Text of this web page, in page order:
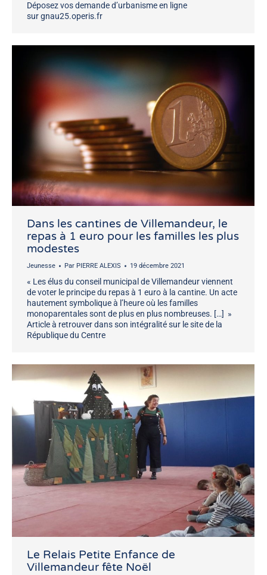
Déposez vos demande d’urbanisme en ligne
sur gnau25.operis.fr
Dans les cantines de Villemandeur, le
repas à 1 euro pour les familles les plus
modestes
Jeunesse Par PIERRE ALEXIS 19 décembre 2021
« Les élus du conseil municipal de Villemandeur viennent
de voter le principe du repas à 1 euro à la cantine. Un acte
hautement symbolique à l’heure où les familles
monoparentales sont de plus en plus nombreuses. […] »
Article à retrouver dans son intégralité sur le site de la
République du Centre
Le Relais Petite Enfance de
Villemandeur fête Noël